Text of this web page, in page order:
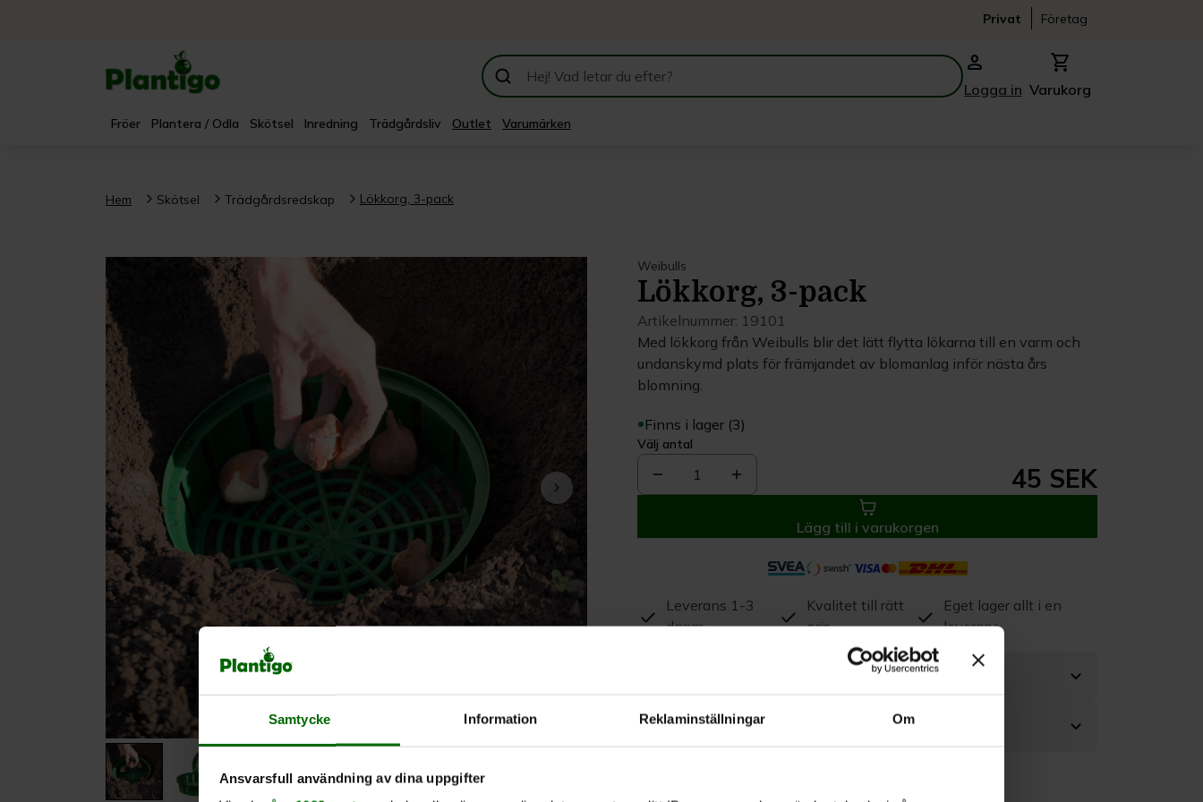
Samtycke Information Reklaminställningar Om
Ansvarsfull användning av dina uppgifter
Privat Företag
person
Logga in
shopping_cart
Varukorg
Fröer Plantera / Odla Skötsel Inredning Trädgårdsliv Outlet Varumärken
Hem Skötsel Trädgårdsredskap Lökkorg, 3-pack
Weibulls
Lökkorg, 3-pack
Artikelnummer: 19101
Med lökkorg från Weibulls blir det lätt flytta lökarna till en varm och
undanskymd plats för främjandet av blomanlag inför nästa års
blomning.
Finns i lager (3)
Välj antal
1 45 SEK
Lägg till i varukorgen
Leverans 1-3
dagar
Kvalitet till rätt
pris
Eget lager allt i en
leverans
Produktrecensioner